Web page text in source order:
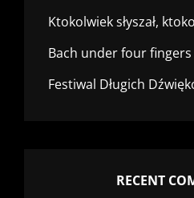
Ktokolwiek słyszał,
Bach under four fingers
Festiwal Długich
RECENT